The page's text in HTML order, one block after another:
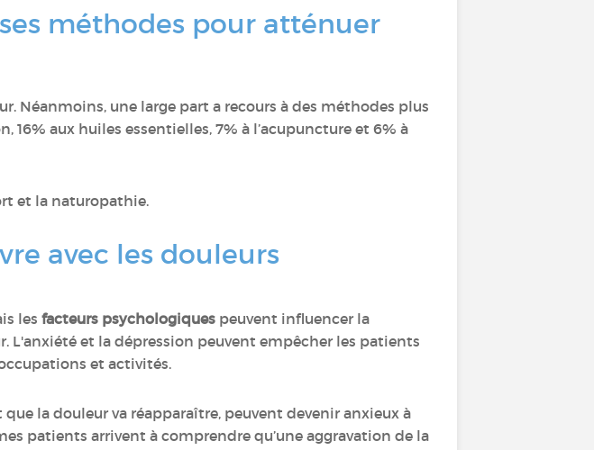
méthodes pour atténuer
Néanmoins, une large part a recours à des méthodes plus
16% aux huiles essentielles, 7% à l’acupuncture et 6% à
et la naturopathie.
avec les douleurs
les facteurs psychologiques peuvent influencer la
L'anxiété et la dépression peuvent empêcher les patients
et activités.
la douleur va réapparaître, peuvent devenir anxieux à
patients arrivent à comprendre qu’une aggravation de la